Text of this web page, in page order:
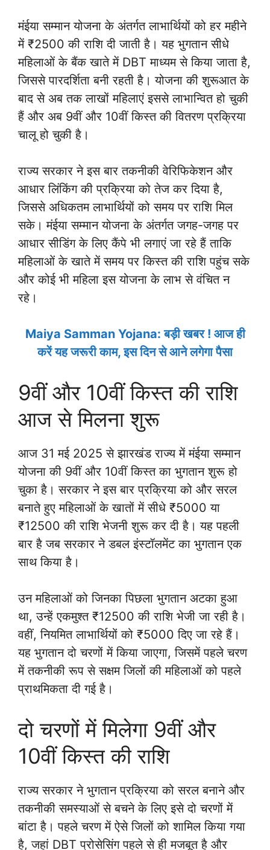
मंईया सम्मान योजना के अंतर्गत लाभार्थियों को हर महीने
में ₹2500 की राशि दी जाती है। यह भुगतान सीधे
महिलाओं के बैंक खाते में DBT माध्यम से किया जाता है,
जिससे पारदर्शिता बनी रहती है। योजना की शुरूआत के
बाद से अब तक लाखों महिलाएं इससे लाभान्वित हो चुकी
हैं और अब 9वीं और 10वीं किस्त की वितरण प्रक्रिया
चालू हो चुकी है।
राज्य सरकार ने इस बार तकनीकी वेरिफिकेशन और
आधार लिंकिंग की प्रक्रिया को तेज कर दिया है,
जिससे अधिकतम लाभार्थियों को समय पर राशि मिल
सके। मंईया सम्मान योजना के अंतर्गत जगह-जगह पर
आधार सीडिंग के लिए कैंपे भी लगाएं जा रहे हैं ताकि
महिलाओं के खाते में समय पर किस्त की राशि पहुंच सके
और कोई भी महिला इस योजना के लाभ से वंचित न
रहे।
Maiya Samman Yojana: बड़ी खबर ! आज ही
करें यह जरूरी काम, इस दिन से आने लगेगा पैसा
9वीं और 10वीं किस्त की राशि
आज से मिलना शुरू
आज 31 मई 2025 से झारखंड राज्य में मंईया सम्मान
योजना की 9वीं और 10वीं किस्त का भुगतान शुरू हो
चुका है। सरकार ने इस बार प्रक्रिया को और सरल
बनाते हुए महिलाओं के खातों में सीधे ₹5000 या
₹12500 की राशि भेजनी शुरू कर दी है। यह पहली
बार है जब सरकार ने डबल इंस्टॉलमेंट का भुगतान एक
साथ किया है।
उन महिलाओं को जिनका पिछला भुगतान अटका हुआ
था, उन्हें एकमुश्त ₹12500 की राशि भेजी जा रही है।
वहीं, नियमित लाभार्थियों को ₹5000 दिए जा रहे हैं।
यह भुगतान दो चरणों में किया जाएगा, जिसमें पहले चरण
में तकनीकी रूप से सक्षम जिलों की महिलाओं को पहले
प्राथमिकता दी गई है।
दो चरणों में मिलेगा 9वीं और
10वीं किस्त की राशि
राज्य सरकार ने भुगतान प्रक्रिया को सरल बनाने और
तकनीकी समस्याओं से बचने के लिए इसे दो चरणों में
बांटा है। पहले चरण में ऐसे जिलों को शामिल किया गया
है, जहां DBT प्रोसेसिंग पहले से ही मजबूत है और